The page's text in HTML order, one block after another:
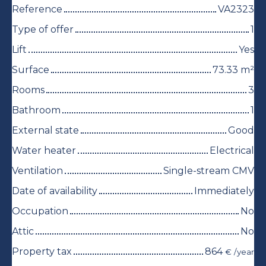
Reference
VA2323
Type of offer
1
Lift
Yes
Surface
73.33 m²
Rooms
3
Bathroom
1
External state
Good
Water heater
Electrical
Ventilation
Single-stream CMV
Date of availability
Immediately
Occupation
No
Attic
No
Property tax
864€ /year